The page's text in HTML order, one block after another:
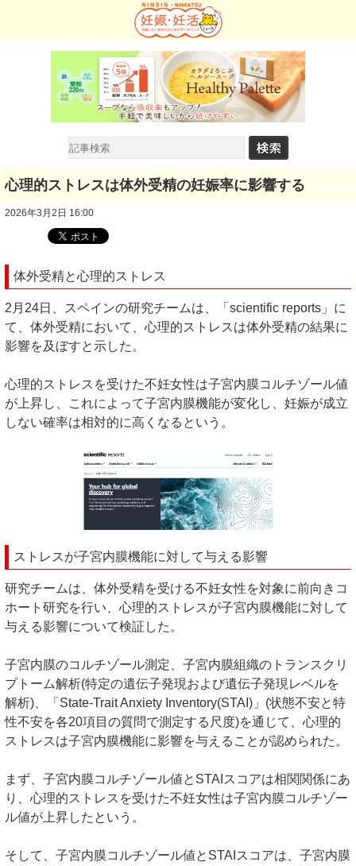
心理的ストレスは体外受精の妊娠率に影響する
2026年3月2日 16:00
体外受精と心理的ストレス
2月24日、スペインの研究チームは、「scientific reports」に
て、体外受精において、心理的ストレスは体外受精の結果に
影響を及ぼすと示した。
心理的ストレスを受けた不妊女性は子宮内膜コルチゾール値
が上昇し、これによって子宮内膜機能が変化し、妊娠が成立
しない確率は相対的に高くなるという。
ストレスが子宮内膜機能に対して与える影響
研究チームは、体外受精を受ける不妊女性を対象に前向きコ
ホート研究を行い、心理的ストレスが子宮内膜機能に対して
与える影響について検証した。
子宮内膜のコルチゾール測定、子宮内膜組織のトランスクリ
プトーム解析(特定の遺伝子発現および遺伝子発現レベルを
解析)、「State-Trait Anxiety Inventory(STAI)」(状態不安と特
性不安を各20項目の質問で測定する尺度)を通じて、心理的
ストレスは子宮内膜機能に影響を与えることが認められた。
まず、子宮内膜コルチゾール値とSTAIスコアは相関関係にあ
り、心理的ストレスを受けた不妊女性は子宮内膜コルチゾー
ル値が上昇したという。
そして、子宮内膜コルチゾール値とSTAIスコアは、子宮内膜